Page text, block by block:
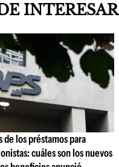
INTERESAR
de los préstamos para
cuáles son los nuevos